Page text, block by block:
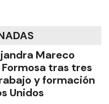
Mareco
tras tres
y formación
Unidos